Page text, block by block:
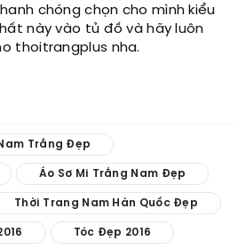
chóng chọn cho mình kiểu
này vào tủ đồ và hãy luôn
thoitrangplus nha.
Trắng Đẹp
Áo Sơ Mi Trắng Nam Đẹp
Thời Trang Nam Hàn Quốc Đẹp
Tóc Đẹp 2016